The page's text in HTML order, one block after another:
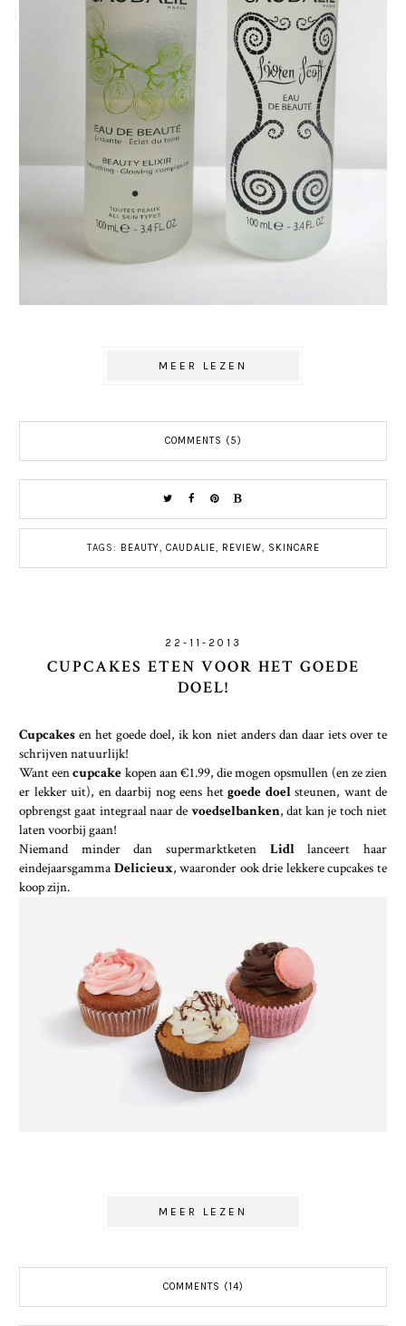
MEER LEZEN
COMMENTS (5)
TAGS: BEAUTY, CAUDALIE, REVIEW, SKINCARE
22-11-2013
CUPCAKES ETEN VOOR HET GOEDE
DOEL!
Cupcakesen het goede doel, ik kon niet anders dan daar iets over te
schrijven natuurlijk!
Want eencupcake kopen aan €1.99, die mogen opsmullen (en ze zien
er lekker uit), en daarbij nog eens het goede doelsteunen, want de
opbrengst gaat integraal naar de voedselbanken, dat kan je toch niet
laten voorbij gaan!
Niemand minder dan supermarktketen Lidllanceert haar
eindejaarsgamma Delicieux, waaronder ook drie lekkere cupcakes te
koop zijn.
MEER LEZEN
COMMENTS (14)